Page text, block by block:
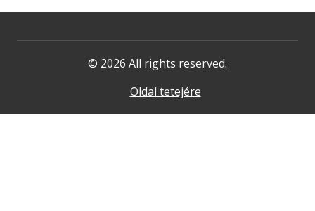
© 2026 All rights reserved.
Oldal tetejére